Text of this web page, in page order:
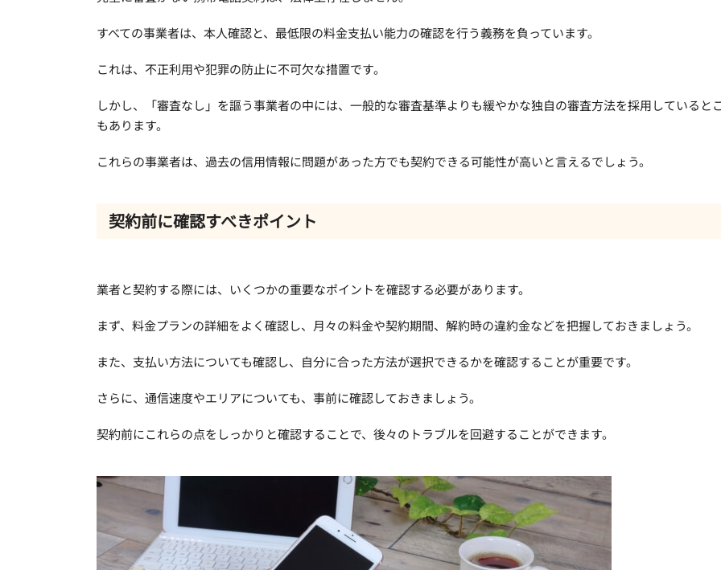
すべての事業者は、本人確認と、最低限の料金支払い能力の確認を行う義務を負っています。
これは、不正利用や犯罪の防止に不可欠な措置です。
しかし、「審査なし」を謳う事業者の中には、一般的な審査基準よりも緩やかな独自の審査方法を採用していると
もあります。
これらの事業者は、過去の信用情報に問題があった方でも契約できる可能性が高いと言えるでしょう。
契約前に確認すべきポイント
業者と契約する際には、いくつかの重要なポイントを確認する必要があります。
まず、料金プランの詳細をよく確認し、月々の料金や契約期間、解約時の違約金などを把握しておきましょう。
また、支払い方法についても確認し、自分に合った方法が選択できるかを確認することが重要です。
さらに、通信速度やエリアについても、事前に確認しておきましょう。
契約前にこれらの点をしっかりと確認することで、後々のトラブルを回避することができます。